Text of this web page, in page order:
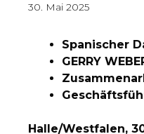
30. Mai 2025
Spanischer
GERRY
Halle/Westfalen,